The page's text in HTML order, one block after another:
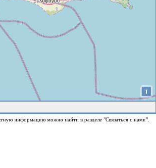
i
информацию можно найти в разделе "Связаться с нами".